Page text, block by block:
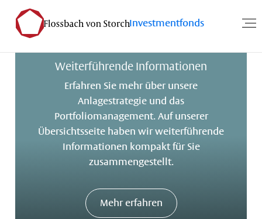
Investmentfonds
Weiterführende Informationen
Erfahren Sie mehr über unsere
Anlagestrategie und das
Portfoliomanagement. Auf unserer
Übersichtsseite haben wir weiterführende
Informationen kompakt für Sie
zusammengestellt.
Mehr erfahren